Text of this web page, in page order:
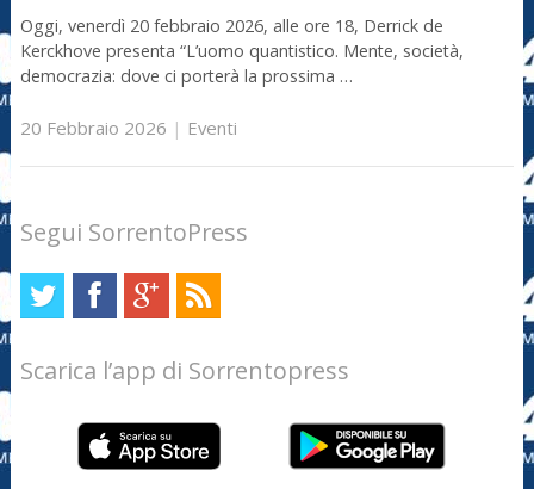
Oggi, venerdì 20 febbraio 2026, alle ore 18, Derrick de
Kerckhove presenta “L’uomo quantistico. Mente, società,
democrazia: dove ci porterà la prossima …
20 Febbraio 2026 | Eventi
Segui SorrentoPress
Scarica l’app di Sorrentopress